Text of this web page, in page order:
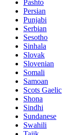
Pashto
Persian
Punjabi
Serbian
Sesotho
Sinhala
Slovak
Slovenian
Somali
Samoan
Scots Gaelic
Shona
Sindhi
Sundanese
Swahili